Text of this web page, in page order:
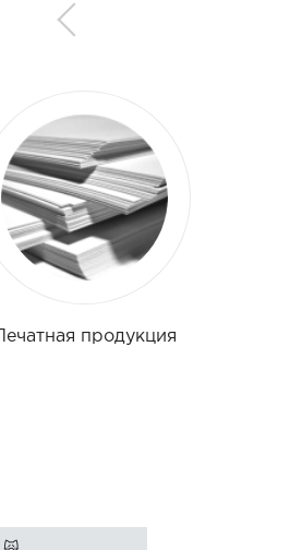
Печатная продукция